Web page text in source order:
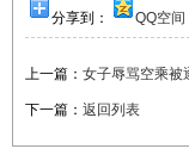
分享到： QQ空间
上一篇： 女子辱骂空乘被
下一篇： 返回列表